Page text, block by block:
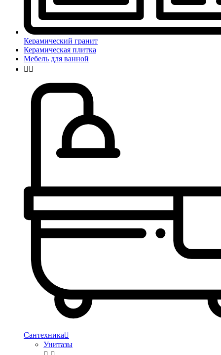
Керамический гранит
Керамическая плитка
Мебель для ванной
 
Сантехника
Унитазы